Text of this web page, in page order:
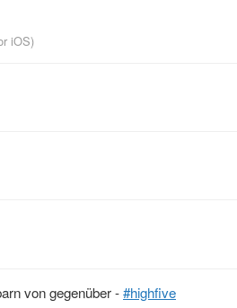
iΟS)
von gegenüber -#highfive